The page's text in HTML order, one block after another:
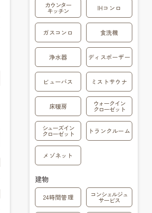
カウンター
キッチン IHコンロ
ガスコンロ 食洗機
浄水器 ディスポーザー
ビューバス ミストサウナ
床暖房 ウォークイン
クローゼット
シューズイン
クローゼット トランクルーム
メゾネット
建物
24時間管理 コンシェルジュ
サービス